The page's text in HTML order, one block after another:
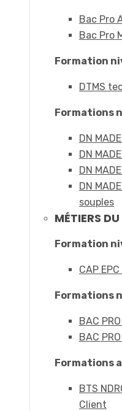
Bac Pro
Bac Pro
Formation
DTMS
Formations
DN
DN
DN
DN
souples
MÉTIERS
Formation
CAP
Formations
BAC
BAC
Formations
BTS
Client